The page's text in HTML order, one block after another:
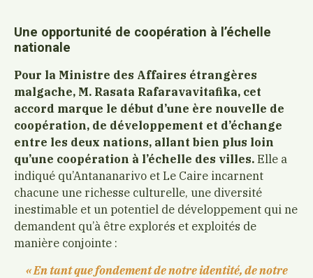
Une opportunité de coopération à l’échelle
nationale
Pour la Ministre des Affaires étrangères
malgache, M. Rasata Rafaravavitafika, cet
accord marque le début d’une ère nouvelle de
coopération, de développement et d’échange
entre les deux nations, allant bien plus loin
qu’une coopération à l’échelle des villes.Elle a
indiqué qu’Antananarivo et Le Caire incarnent
chacune une richesse culturelle, une diversité
inestimable et un potentiel de développement qui ne
demandent qu’à être explorés et exploités de
manière conjointe :
« En tant que fondement de notre identité, de notre